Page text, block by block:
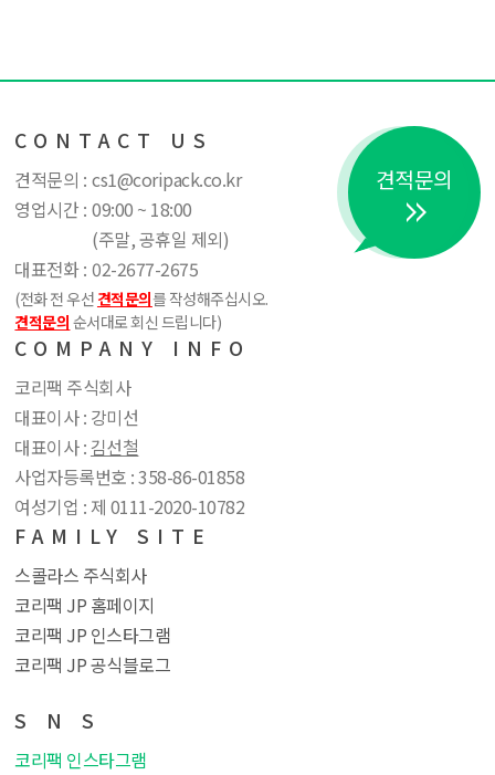
CONTACT US
견적문의 : cs1@coripack.co.kr
영업시간 : 09:00 ~ 18:00
(주말, 공휴일 제외)
대표전화 : 02-2677-2675
(전화 전 우선 견적문의를 작성해주십시오.
견적문의 순서대로 회신 드립니다)
COMPANY INFO
코리팩 주식회사
대표이사 : 강미선
대표이사 : 김선철
사업자등록번호 : 358​-86​-01858
여성기업 : 제 0111​-2020​-10782
FAMILY SITE
스콜라스 주식회사
코리팩 JP 홈페이지
코리팩 JP 인스타그램
코리팩 JP 공식블로그
S N S
코리팩 인스타그램
견적문의